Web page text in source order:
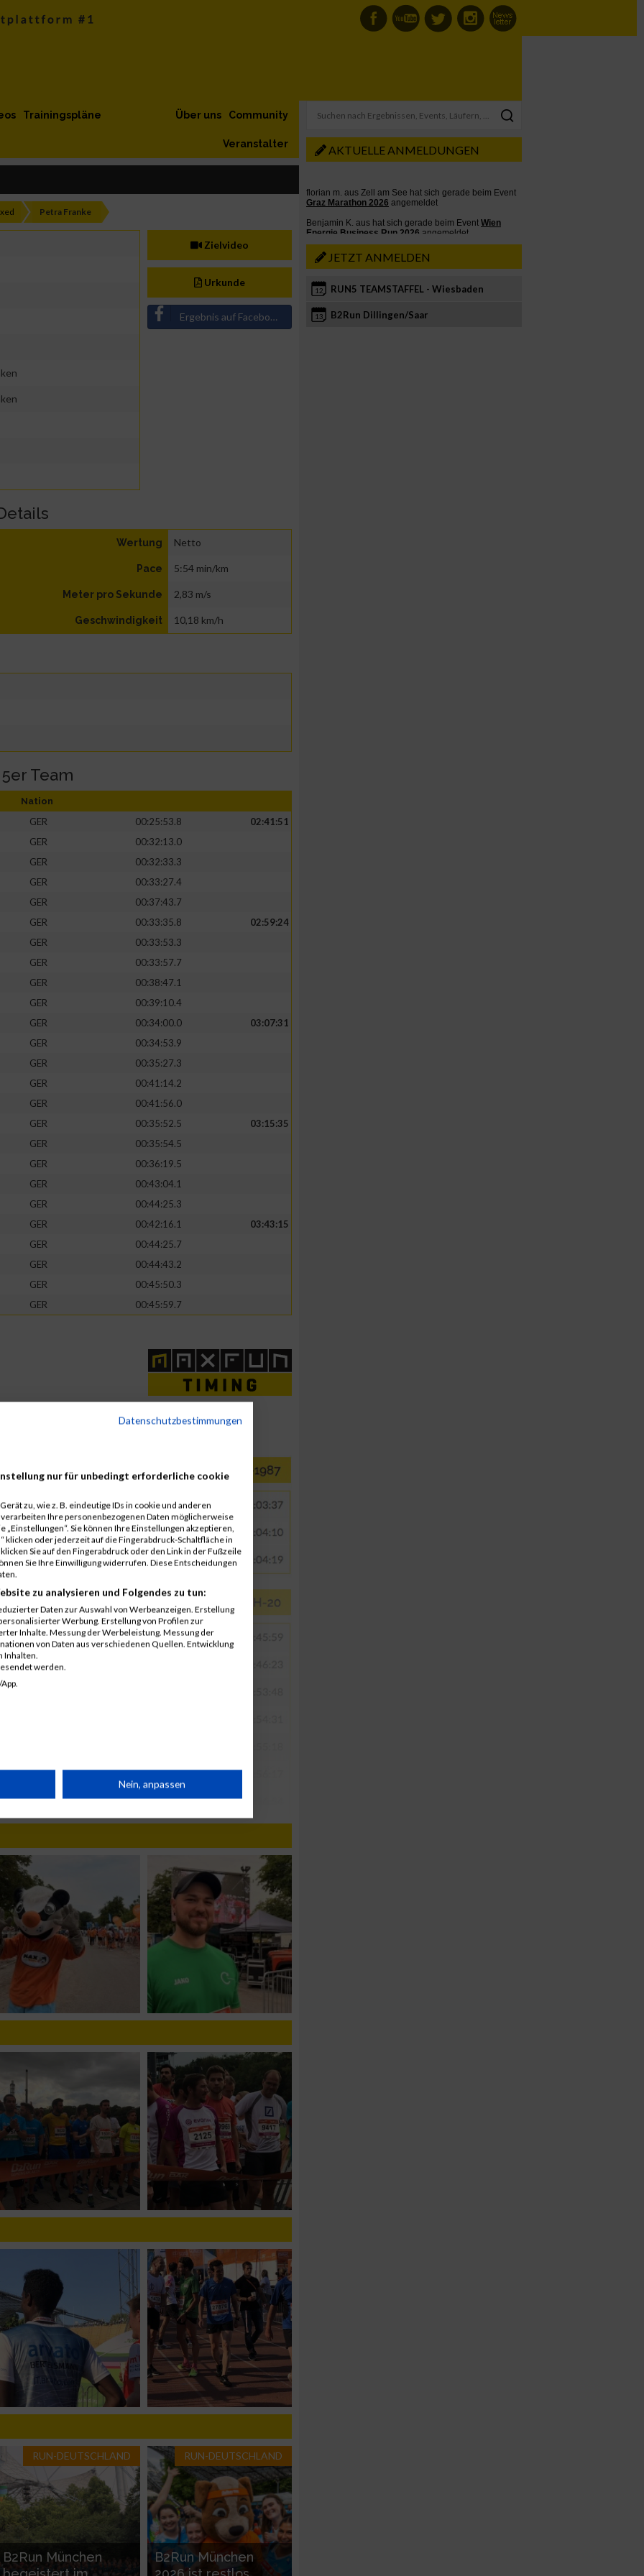
Trainingspläne Community
Über uns
Veranstalter
Petra Franke
Zielvideo
Urkunde
Ergebnis auf Facebook teilen
Wertung Netto
Pace 5:54 min/km
Meter pro Sekunde 2,83 m/s
Geschwindigkeit 10,18 km/h
Team
Nation
GER 00:25:53.8
02:41:51
GER
00:32:13.0
GER
00:32:33.3
GER
00:33:27.4
GER
00:37:43.7
GER 00:33:35.8
02:59:24
GER
00:33:53.3
GER
00:33:57.7
GER
00:38:47.1
GER
00:39:10.4
GER 00:34:00.0
03:07:31
GER
00:34:53.9
GER
00:35:27.3
GER
00:41:14.2
GER
00:41:56.0
GER 00:35:52.5
03:15:35
GER
00:35:54.5
GER
00:36:19.5
GER
00:43:04.1
GER
00:44:25.3
GER 00:42:16.1
03:43:15
GER
00:44:25.7
GER
00:44:43.2
GER
00:45:50.3
GER 00:45:59.7
RUN-DEUTSCHLAND
B2Run München
RUN-DEUTSCHLAND
B2Run München
AKTUELLE ANMELDUNGEN
JETZT ANMELDEN
12 RUN5 TEAMSTAFFEL - Wiesbaden
13 B2Run Dillingen/Saar
Datenschutzbestimmungen
nur für unbedingt erforderliche cookie
zu, wie z. B. eindeutige IDs in cookie und anderen
Ihre personenbezogenen Daten möglicherweise
Sie können Ihre Einstellungen akzeptieren,
klicken oder jederzeit auf die Fingerabdruck-Schaltfläche in
Sie auf den Fingerabdruck oder den Link in der Fußzeile
Sie Ihre Einwilligung widerrufen. Diese Entscheidungen
zu analysieren und Folgendes zu tun:
Daten zur Auswahl von Werbeanzeigen. Erstellung
Werbung. Erstellung von Profilen zur
Inhalte. Messung der Werbeleistung. Messung der
von Daten aus verschiedenen Quellen. Entwicklung
Inhalten.
werden.
Daten aus
Nein, anpassen